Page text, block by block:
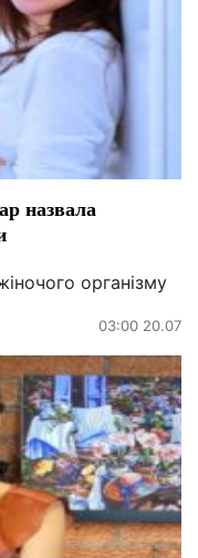
назвала
організму
03:00 20.07